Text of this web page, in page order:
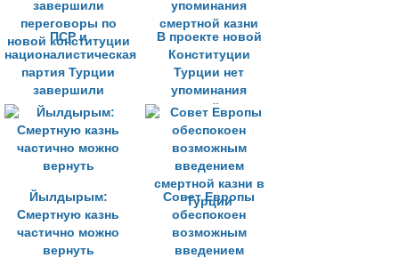
ПСР и
националистическая
партия Турции
завершили
переговоры по
новой конституции
В проекте новой
Конституции
Турции нет
упоминания
смертной казни
Йылдырым:
Смертную казнь
частично можно
вернуть
Совет Европы
обеспокоен
возможным
введением